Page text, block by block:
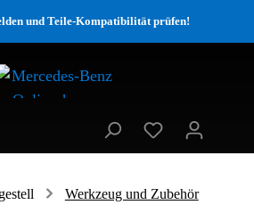
und Teile-Kompatibilität prüfen!
Werkzeug und Zubehör